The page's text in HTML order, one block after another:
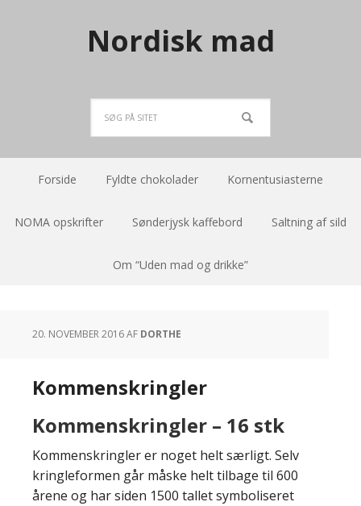
Nordisk mad
Forside Fyldte chokolader Kornentusiasterne
NOMA opskrifter Sønderjysk kaffebord Saltning af sild
Om “Uden mad og drikke”
20. NOVEMBER 2016AF DORTHE
Kommenskringler
Kommenskringler – 16 stk
Kommenskringler er noget helt særligt. Selv
kringleformen går måske helt tilbage til 600
årene og har siden 1500 tallet symboliseret